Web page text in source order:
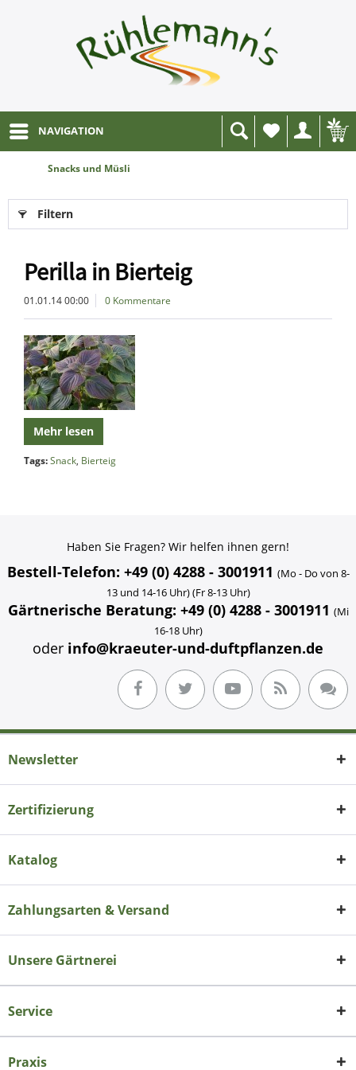
NAVIGATION
Wunschliste
Snacks und Müsli
Filtern
Perilla in Bierteig
01.01.14 00:00 0 Kommentare
Mehr lesen
Tags:Snack, Bierteig
Haben Sie Fragen? Wir helfen ihnen gern!
Bestell-Telefon: +49 (0) 4288 - 3001911 (Mo - Do von 8-
13 und 14-16 Uhr) (Fr 8-13 Uhr)
Gärtnerische Beratung: +49 (0) 4288 - 3001911 (Mi
16-18 Uhr)
oder info@kraeuter-und-duftpflanzen.de
Newsletter
Zertifizierung
Katalog
Zahlungsarten & Versand
Unsere Gärtnerei
Service
Praxis